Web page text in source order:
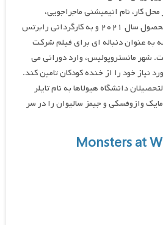
محل کار، نام انیمیشنی ماجراجویی،
کمدی، خانوادگی و فانتزی محصول سال ۲۰۲۱ و به کارگردانی رابرتس
به عنوان دنباله ای برای فیلم شرکت
محصول ۲۰۰۱ است. شهر مانستروپولیس، وارد دورانی می
نیاز خود را از خنده کودکان تامین کند.
دانشگاه هیولاها به نام تایلر
وازوفسکی و جیمز سالیوان را در سر